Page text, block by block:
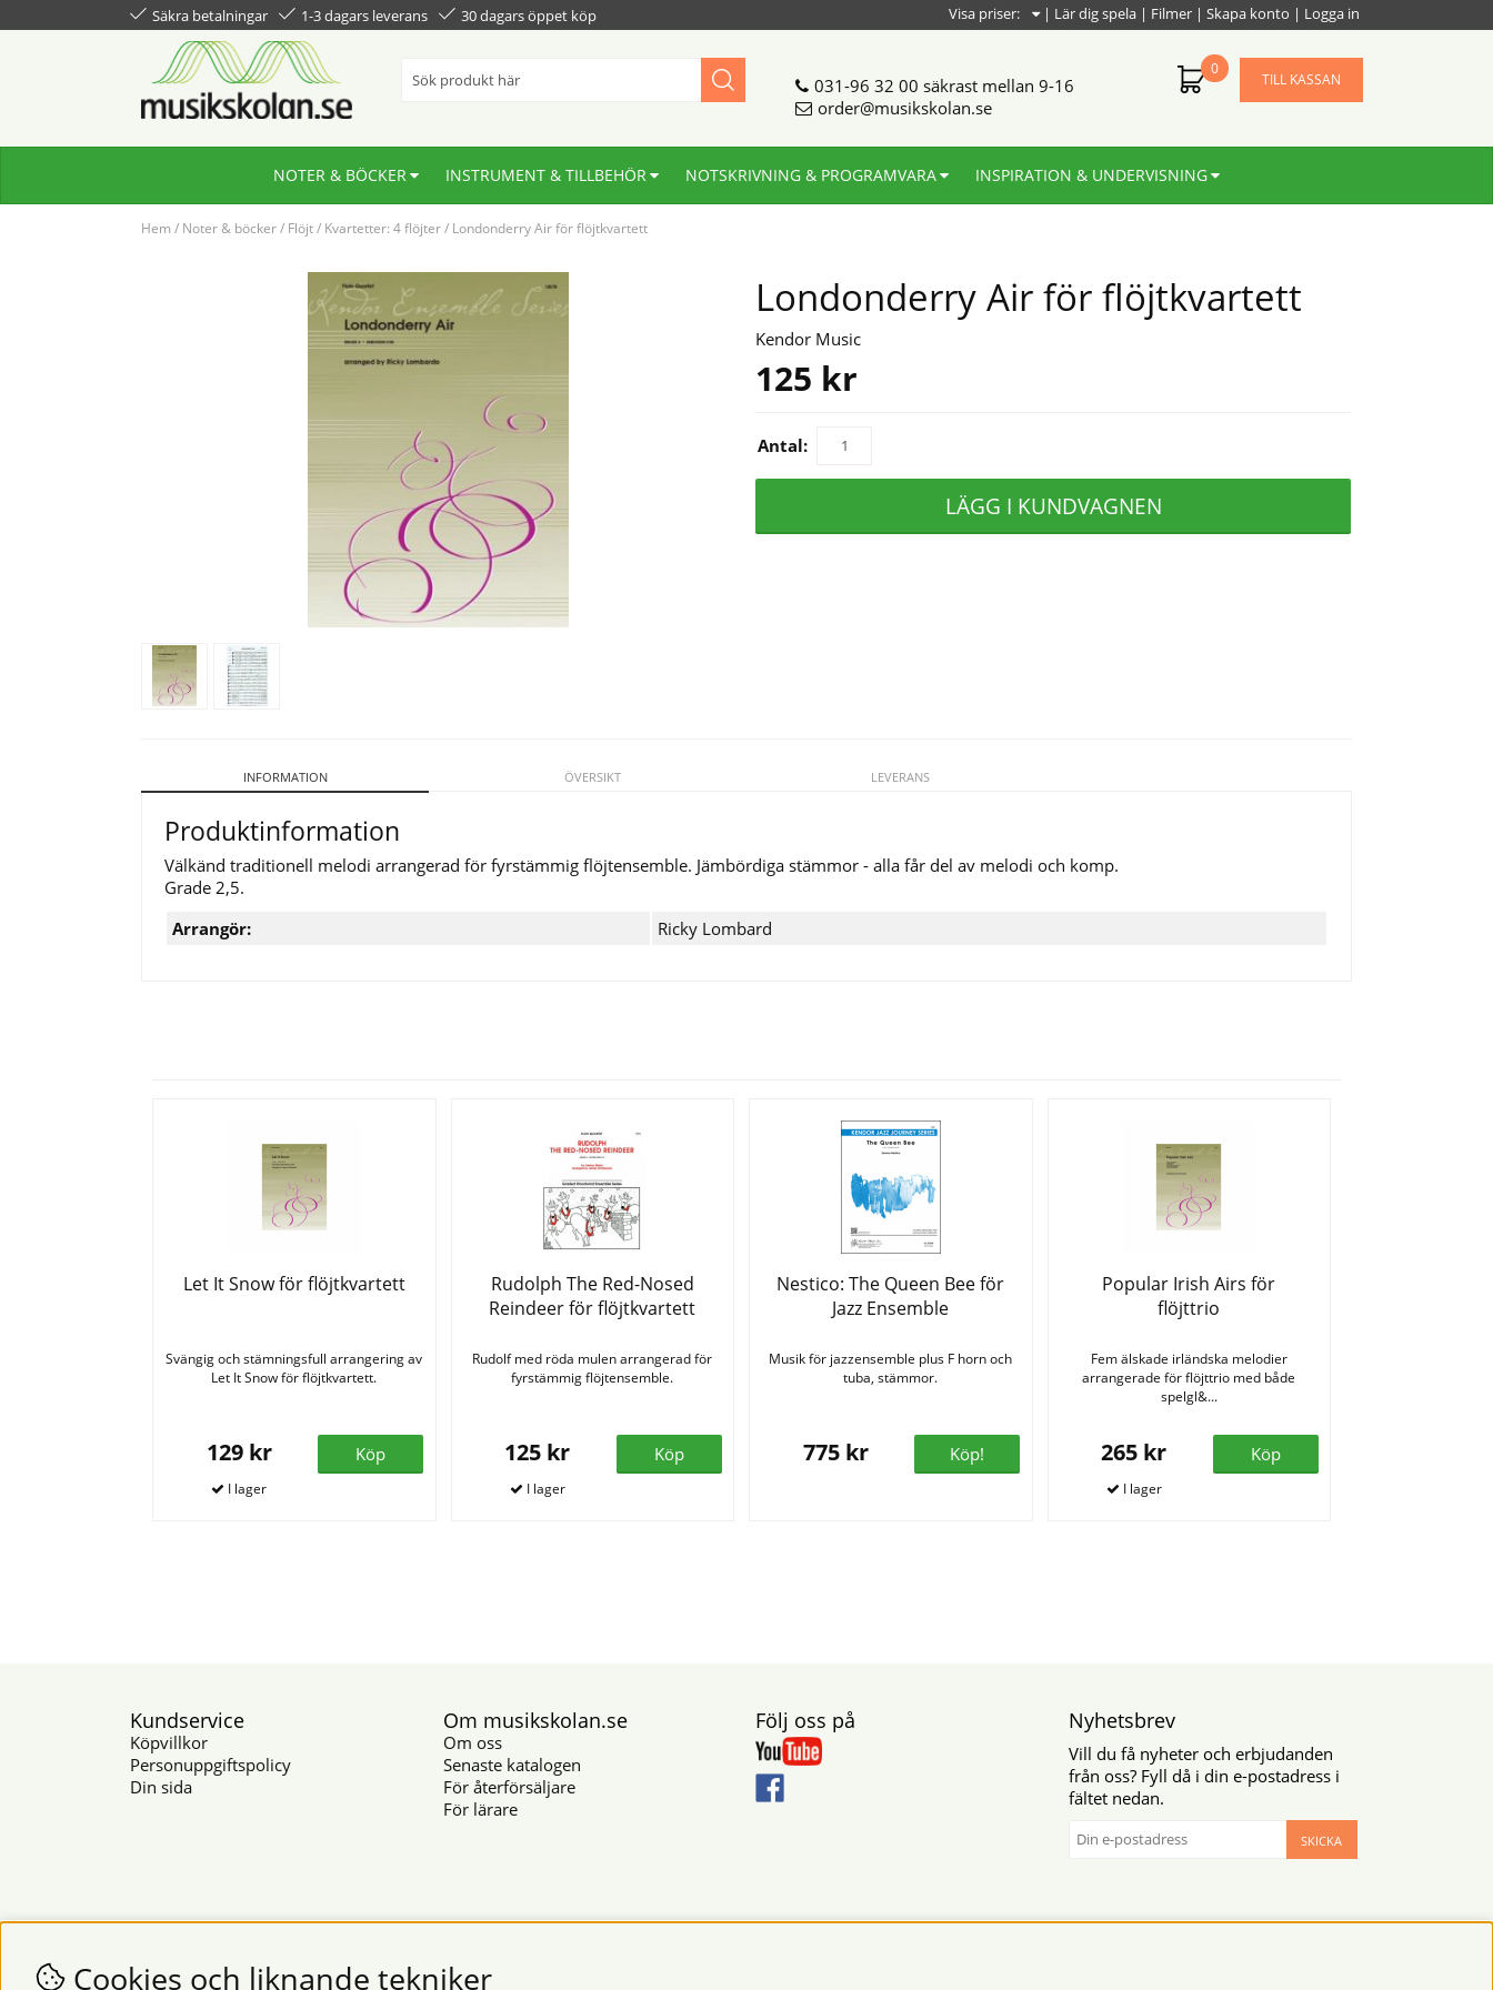
Säkra betalningar 1-3 dagars leverans 30 dagars öppet köp | Lär dig spela | Filmer | Skapa konto | Logga in
Visa priser:
031-96 32 00 säkrast mellan 9-16
order@musikskolan.se
0
TILL KASSAN
NOTER & BÖCKER INSTRUMENT & TILLBEHÖR NOTSKRIVNING & PROGRAMVARA INSPIRATION & UNDERVISNING
Hem / Noter & böcker/ Flöjt/ Kvartetter: 4 flöjter/ Londonderry Air för flöjtkvartett
Londonderry Air för flöjtkvartett
Kendor Music
125 kr
Antal:
LÄGG I KUNDVAGNEN
INFORMATION ÖVERSIKT LEVERANS
Produktinformation
Välkänd traditionell melodi arrangerad för fyrstämmig flöjtensemble. Jämbördiga stämmor - alla får del av melodi och komp.
Grade 2,5.
Arrangör:
Ricky Lombard
Let It Snow för flöjtkvartett
Svängig och stämningsfull arrangering av
Let It Snow för flöjtkvartett.
129 kr Köp
Rudolph The Red-Nosed
Reindeer för flöjtkvartett
Rudolf med röda mulen arrangerad för
fyrstämmig flöjtensemble.
125 kr Köp
Nestico: The Queen Bee för
Jazz Ensemble
Musik för jazzensemble plus F horn och
tuba, stämmor.
775 kr Köp!
Popular Irish Airs för
flöjttrio
Fem älskade irländska melodier
arrangerade för flöjttrio med både
spelgl&...
265 kr Köp
Kundservice
Köpvillkor
Personuppgiftspolicy
Din sida
Om musikskolan.se
Om oss
Senaste katalogen
För återförsäljare
För lärare
Följ oss på Nyhetsbrev
Vill du få nyheter och erbjudanden
från oss? Fyll då i din e-postadress i
fältet nedan.
SKICKA
Säkra betalningar
Cookies och liknande tekniker